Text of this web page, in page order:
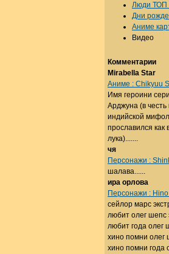
Люди ТОП
Дни
Аниме
Видео
Комментарии
Mirabella Star
Аниме : Chikyuu
Имя героини
Арджуна (в честь
индийской
прославился как
лука).......
чя
Персонажи :
шалава......
ира орлова
Персонажи :
сейлор марс
любит олег шепс
любит года олег
хино помни олег
хино помни года